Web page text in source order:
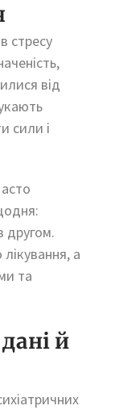
стресу
від
сили і
другом.
а
та
й